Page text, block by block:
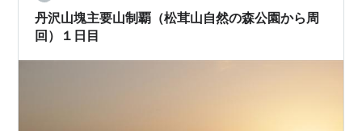
丹沢山塊主要山制覇（松茸山自然の森公園から周
回）１日目